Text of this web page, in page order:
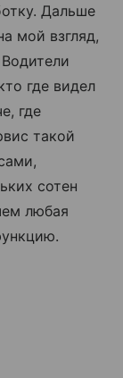
Дальше
мой взгляд,
где видел
где
такой
сотен
любая